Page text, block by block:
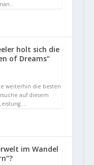
holt sich die
of Dreams“
weiterhin die besten
auf diesem
im Wandel